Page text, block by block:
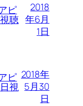
ピ
聴
2018
年6月
1日
ピ
視
2018年
5月30
日